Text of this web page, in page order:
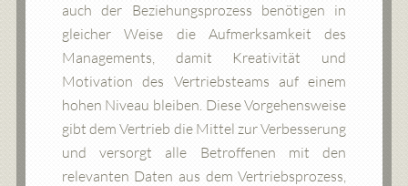
auch der Beziehungsprozess benötigen in
gleicher Weise die Aufmerksamkeit des
Managements, damit Kreativität und
Motivation des Vertriebsteams auf einem
hohen Niveau bleiben. Diese Vorgehensweise
gibt dem Vertrieb die Mittel zur Verbesserung
und versorgt alle Betroffenen mit den
relevanten Daten aus dem Vertriebsprozess,